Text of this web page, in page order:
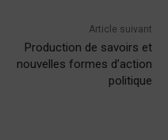
Article suivant
Production de savoirs et
nouvelles formes d’action
politique